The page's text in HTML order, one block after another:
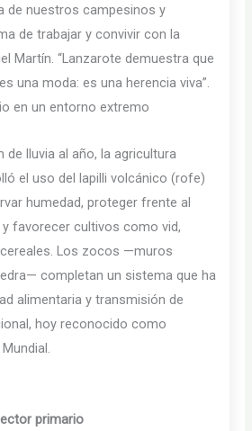
de nuestros campesinos y
de trabajar y convivir con la
Martín. “Lanzarote demuestra que
una moda: es una herencia viva”.
en un entorno extremo
de lluvia al año, la agricultura
el uso del lapilli volcánico (rofe)
humedad, proteger frente al
y favorecer cultivos como vid,
Los zocos —muros
completan un sistema que ha
alimentaria y transmisión de
hoy reconocido como
primario